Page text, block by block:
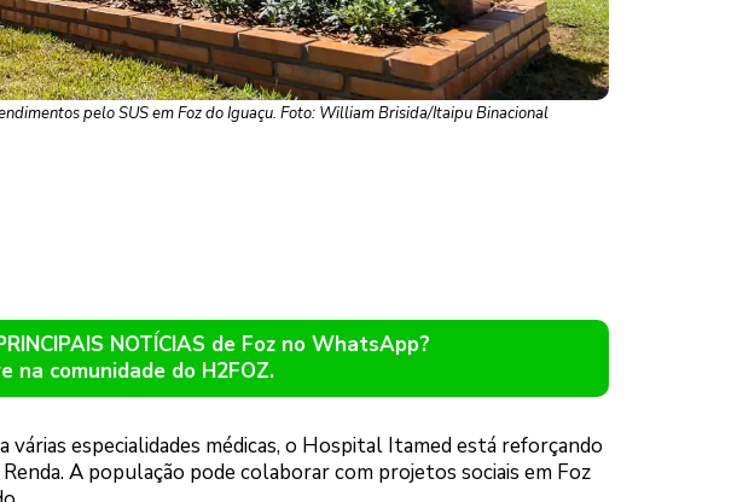
pelo SUS em Foz do Iguaçu. Foto: William Brisida/Itaipu Binacional
NOTÍCIAS de Foz no WhatsApp?
na comunidade do H2FOZ.
várias especialidades médicas, o Hospital Itamed está reforçando
A população pode colaborar com projetos sociais em Foz